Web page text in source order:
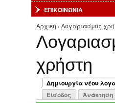
ΕΠΙΚΟΙΝΩΝΙΑ
Είστε εδώ
Αρχική › Λογαριασμός
χρήστη
Πρωτεύουσες
Δημιουργία νέου
(ενεργή καρτέλα)
Είσοδος Ανάκτηση